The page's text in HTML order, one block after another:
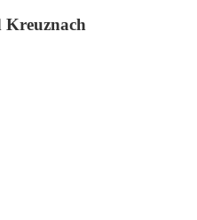
Kreuznach